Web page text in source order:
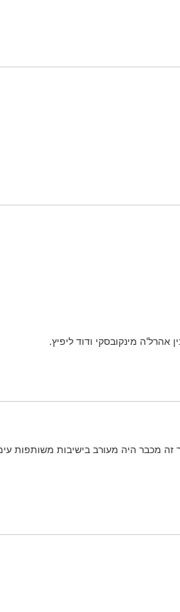
מכבר היה מעורב בישיבות משותפות